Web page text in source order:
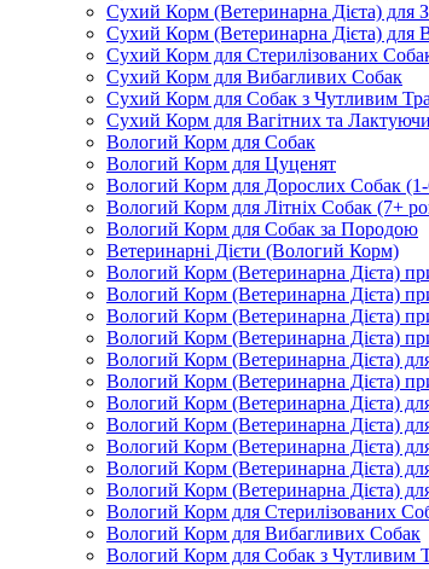
Сухий Корм (Ветеринарна Дієта) для
Сухий Корм (Ветеринарна Дієта) для
Сухий Корм для Стерилізованих
Сухий Корм для Вибагливих Собак
Сухий Корм для Собак з Чутливим
Сухий Корм для Вагітних та
Вологий Корм для Собак
Вологий Корм для Цуценят
Вологий Корм для Дорослих Собак (1-
Вологий Корм для Літніх Собак (7+
Вологий Корм для Собак за Породою
Ветеринарні Дієти (Вологий Корм)
Вологий Корм (Ветеринарна Дієта)
Вологий Корм (Ветеринарна Дієта)
Вологий Корм (Ветеринарна Дієта)
Вологий Корм (Ветеринарна Дієта)
Вологий Корм (Ветеринарна Дієта)
Вологий Корм (Ветеринарна Дієта)
Вологий Корм (Ветеринарна Дієта)
Вологий Корм (Ветеринарна Дієта)
Вологий Корм (Ветеринарна Дієта)
Вологий Корм (Ветеринарна Дієта)
Вологий Корм (Ветеринарна Дієта)
Вологий Корм для Стерилізованих
Вологий Корм для Вибагливих Собак
Вологий Корм для Собак з Чутливим